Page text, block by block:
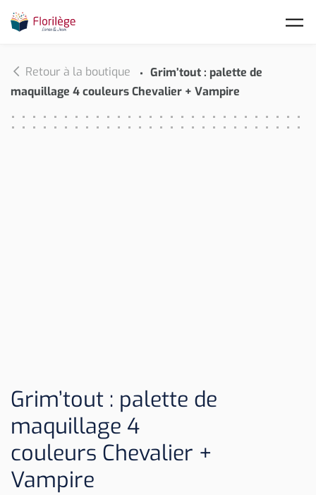
Retour à la boutique
Grim’tout : palette de
maquillage 4 couleurs Chevalier + Vampire
Grim’tout : palette de
maquillage 4
couleurs Chevalier +
Vampire